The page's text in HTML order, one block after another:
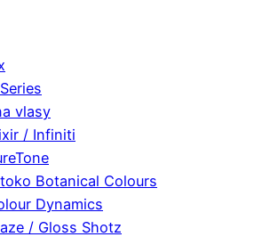
vlasy
/ Infiniti
Botanical Colours
Dynamics
/ Gloss Shotz